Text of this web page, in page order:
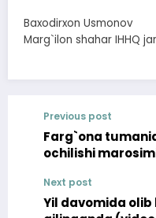
Baxodirxon Usmonov
Marg`ilon shahar IHHQ
Previous post
Farg`ona
ochilishi
Next post
Yil davomida